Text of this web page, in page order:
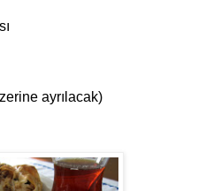
ayrılacak)